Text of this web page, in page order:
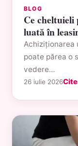
BLOG
Ce
luată în
Achiziționarea
poate părea o
vedere…
26 iulie 2026